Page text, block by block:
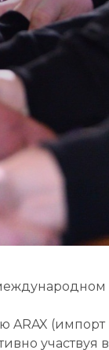
ARAX
участвуя